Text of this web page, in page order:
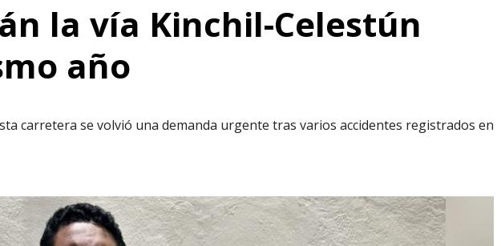
la vía Kinchil-Celestún
año
carretera se volvió una demanda urgente tras varios accidentes registrados en